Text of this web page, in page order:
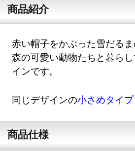
商品紹介
赤い帽子をかぶった雪だるま
森の可愛い動物たちと暮ら
インです。
同じデザインの小さめタイプ
商品仕様